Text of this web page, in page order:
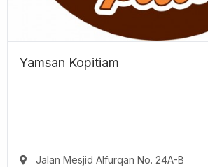
Yamsan Kopitiam
Jalan Mesjid Alfurqan No. 24A-B